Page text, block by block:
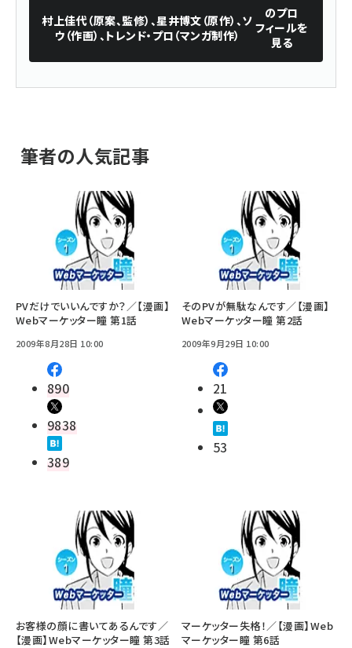
村上佳代（原案、監修）、星井博文（原作）、ソ
ウ（作画）、トレンド・プロ（マンガ制作）
のプロ
フィールを
見る
筆者の人気記事
PVだけでいいんですか？／【漫画】
Webマーケッター瞳 第1話
2009年8月28日 10:00
890
9838
389
そのPVが無駄なんです／【漫画】
Webマーケッター瞳 第2話
2009年9月29日 10:00
21
53
お客様の顔に書いてあるんです／
【漫画】Webマーケッター瞳 第3話
マーケッター失格！／【漫画】Web
マーケッター瞳 第6話